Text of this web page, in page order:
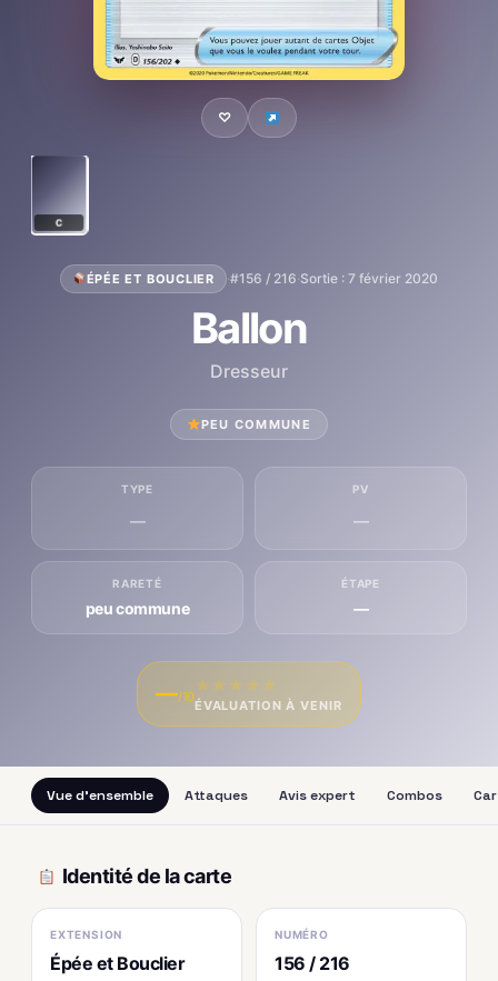
♡
C
ÉPÉE ET BOUCLIER ·#156 / 216·Sortie : 7 février 2020
Ballon
Dresseur
PEU COMMUNE
TYPE
—
PV
—
RARETÉ
peu commune
ÉTAPE
—
—/10
★ ★ ★ ★ ★
ÉVALUATION À VENIR
Vue d'ensemble Attaques Avis expert Combos
Identité de la carte
EXTENSION
Épée et Bouclier
NUMÉRO
156 / 216